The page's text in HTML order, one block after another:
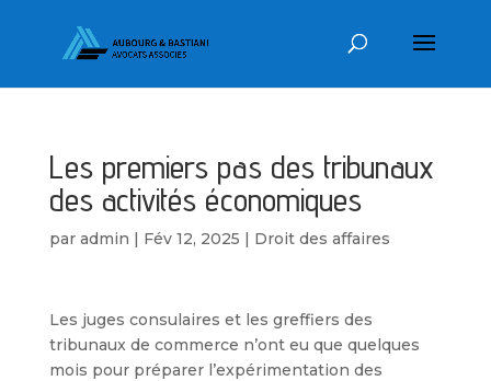
Les premiers pas des tribunaux
des activités économiques
par admin | Fév 12, 2025 | Droit des affaires
Les juges consulaires et les greffiers des
tribunaux de commerce n’ont eu que quelques
mois pour préparer l’expérimentation des